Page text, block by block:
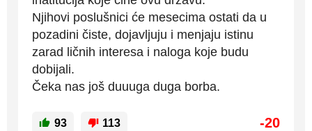
Njihovi poslušnici će mesecima ostati da u
pozadini čiste, dojavljuju i menjaju istinu
zarad ličnih interesa i naloga koje budu
dobijali.
Čeka nas još duuuga duga borba.
93 113 -20